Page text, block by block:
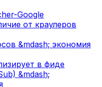
Google
от краулеров
&mdash; экономия
в фиде
&mdash;